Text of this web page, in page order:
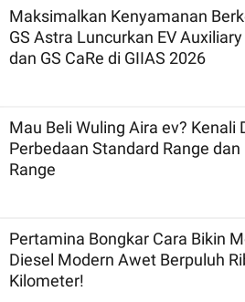
Maksimalkan Kenyamanan
GS Astra Luncurkan EV
dan GS CaRe di GIIAS 2026
Mau Beli Wuling Aira ev? Kenali
Perbedaan Standard Range dan
Range
Pertamina Bongkar Cara Bikin
Diesel Modern Awet Berpuluh
Kilometer!